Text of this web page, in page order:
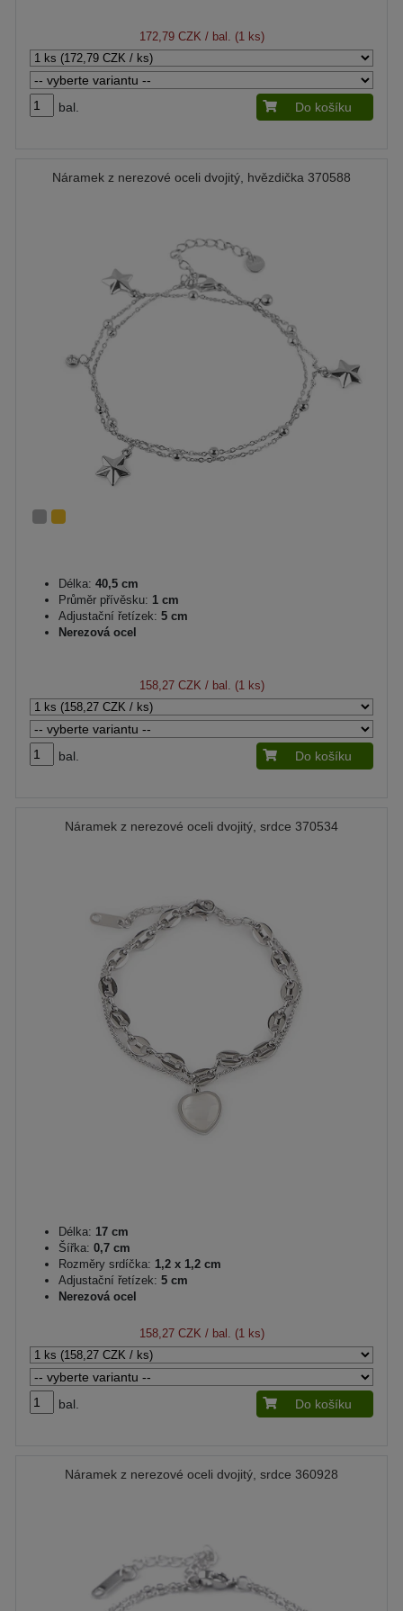
172,79 CZK / bal. (1 ks)
bal. Do košíku
Náramek z nerezové oceli dvojitý, hvězdička 370588
Délka: 40,5 cm
Průměr přívěsku: 1 cm
Adjustační řetízek: 5 cm
Nerezová ocel
158,27 CZK / bal. (1 ks)
bal. Do košíku
Náramek z nerezové oceli dvojitý, srdce 370534
Délka: 17 cm
Šířka: 0,7 cm
Rozměry srdíčka: 1,2 x 1,2 cm
Adjustační řetízek: 5 cm
Nerezová ocel
158,27 CZK / bal. (1 ks)
bal. Do košíku
Náramek z nerezové oceli dvojitý, srdce 360928